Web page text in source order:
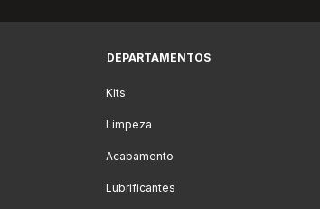
DEPARTAMENTOS
Kits
Limpeza
Acabamento
Lubrificantes